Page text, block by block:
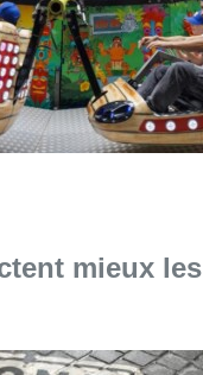
mieux les